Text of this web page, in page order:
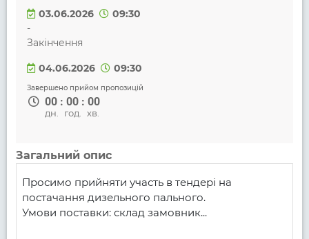
03.06.2026
09:30
-
Закінчення
04.06.2026 09:30
Завершено прийом пропозицій
00 : 00 : 00
дн. год. хв.
Загальний опис
Просимо прийняти участь в тендері на
постачання дизельного пального.
Умови поставки: склад замовник...